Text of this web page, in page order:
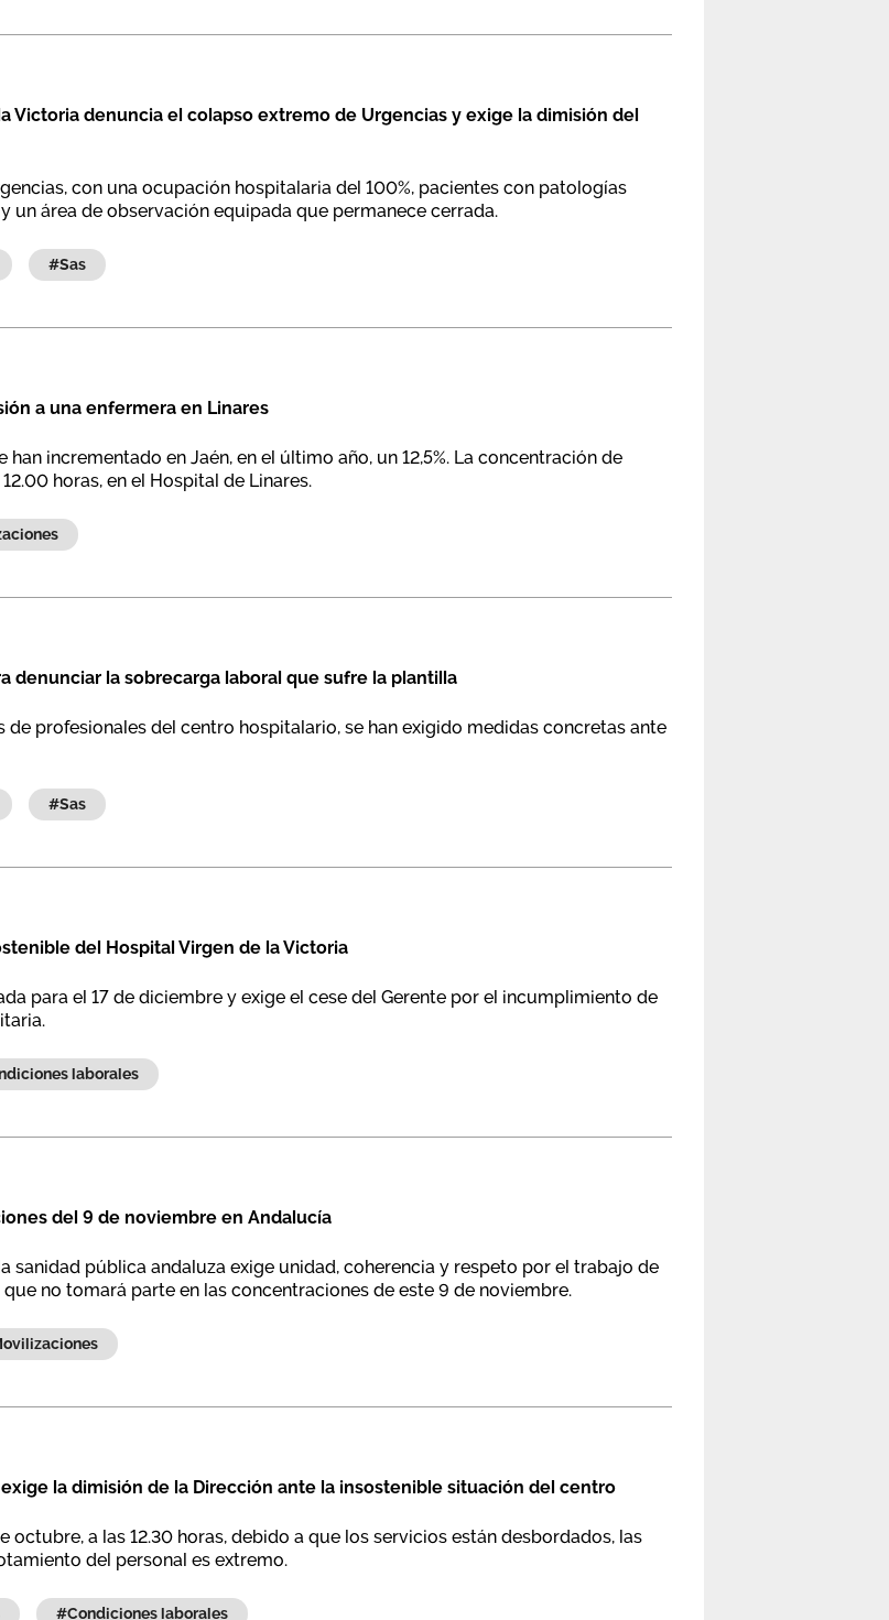
Victoria denuncia el colapso extremo de Urgencias y exige la dimisión del
con una ocupación hospitalaria del 100%, pacientes con patologías
un área de observación equipada que permanece cerrada.
#sas
a una enfermera en Linares
incrementado en Jaén, en el último año, un 12,5%. La concentración de
horas, en el Hospital de Linares.
denunciar la sobrecarga laboral que sufre la plantilla
de profesionales del centro hospitalario, se han exigido medidas concretas ante
#sas
del Hospital Virgen de la Victoria
para el 17 de diciembre y exige el cese del Gerente por el incumplimiento de
laborales
del 9 de noviembre en Andalucía
sanidad pública andaluza exige unidad, coherencia y respeto por el trabajo de
no tomará parte en las concentraciones de este 9 de noviembre.
#movilizaciones
la dimisión de la Dirección ante la insostenible situación del centro
a las 12.30 horas, debido a que los servicios están desbordados, las
del personal es extremo.
#condiciones laborales